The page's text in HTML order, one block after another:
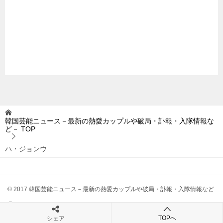
韓国芸能ニュース－最新の熱愛カップルや破局・訃報・入隊情報な
ど－ TOP
ハ・ジョンウ
© 2017 韓国芸能ニュース－最新の熱愛カップルや破局・訃報・入隊情報など
－
シェア TOPへ